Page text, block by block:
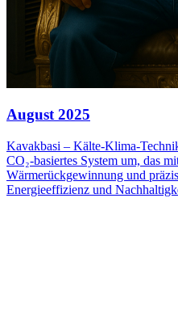
August 2025
Kavakbasi – Kälte-Klima-
CO₂-basiertes System um, das
Wärmerückgewinnung und
Energieeffizienz und